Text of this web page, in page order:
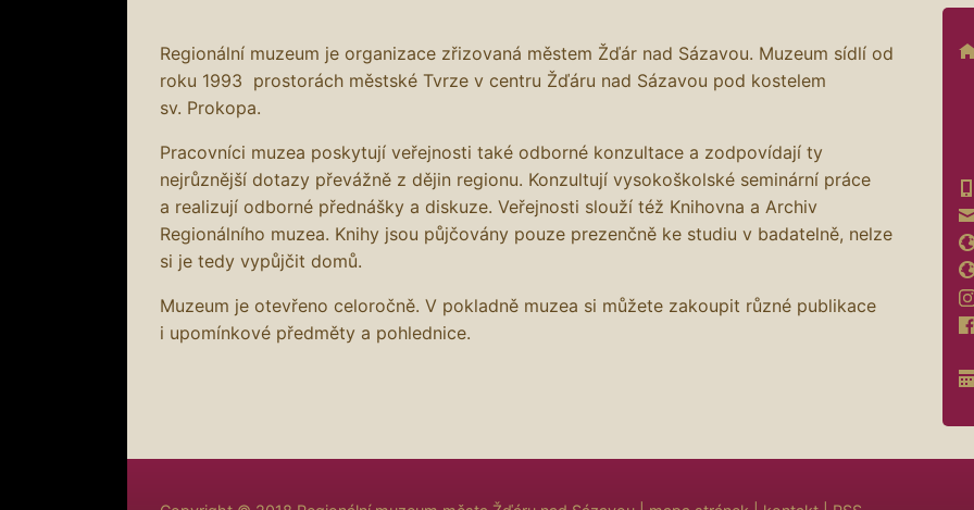
Regionální muzeum je organizace zřizovaná městem Žďár nad Sázavou. Muzeum sídlí od
roku 1993 prostorách městské Tvrze v centru Žďáru nad Sázavou pod kostelem
sv. Prokopa.
Pracovníci muzea poskytují veřejnosti také odborné konzultace a zodpovídají ty
nejrůznější dotazy převážně z dějin regionu. Konzultují vysokoškolské seminární práce
a realizují odborné přednášky a diskuze. Veřejnosti slouží též Knihovna a Archiv
Regionálního muzea. Knihy jsou půjčovány pouze prezenčně ke studiu v badatelně, nelze
si je tedy vypůjčit domů.
Muzeum je otevřeno celoročně. V pokladně muzea si můžete zakoupit různé publikace
i upomínkové předměty a pohlednice.